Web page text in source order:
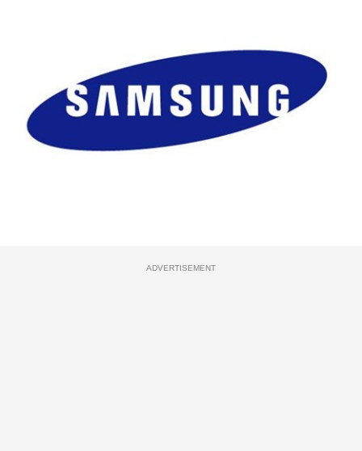
ADVERTISEMENT